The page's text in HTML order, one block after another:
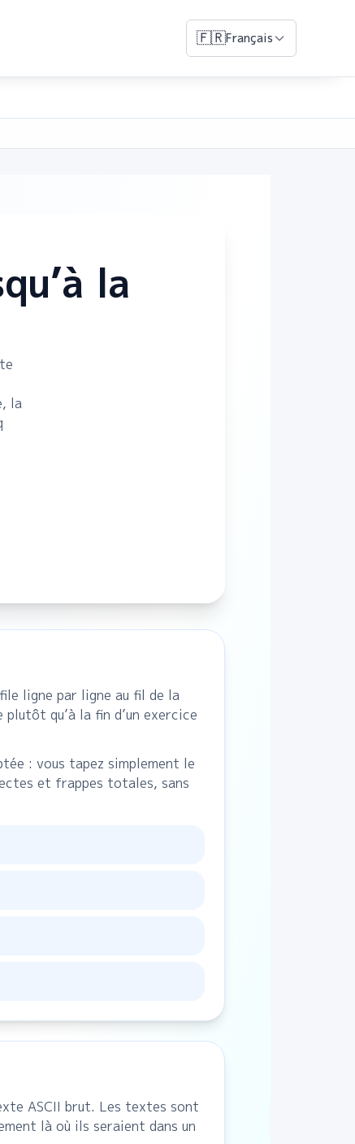
🇫🇷Français
la
la
ligne par ligne au fil de la
qu’à la fin d’un exercice
: vous tapez simplement le
et frappes totales, sans
ASCII brut. Les textes sont
là où ils seraient dans un